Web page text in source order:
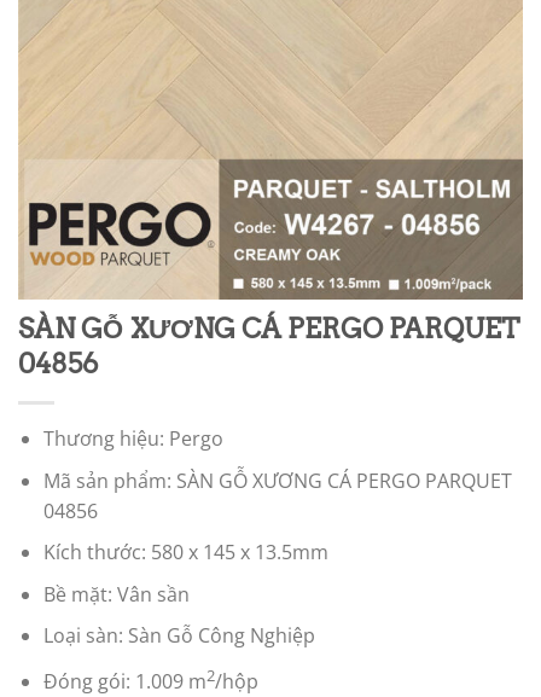
SÀN GỖ XƯƠNG CÁ PERGO PARQUET
04856
Thương hiệu: Pergo
Mã sản phẩm: SÀN GỖ XƯƠNG CÁ PERGO PARQUET
04856
Kích thước: 580 x 145 x 13.5mm
Bề mặt: Vân sần
Loại sàn: Sàn Gỗ Công Nghiệp
Đóng gói: 1.009 m2/hộp